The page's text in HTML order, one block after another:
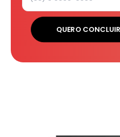
QUERO